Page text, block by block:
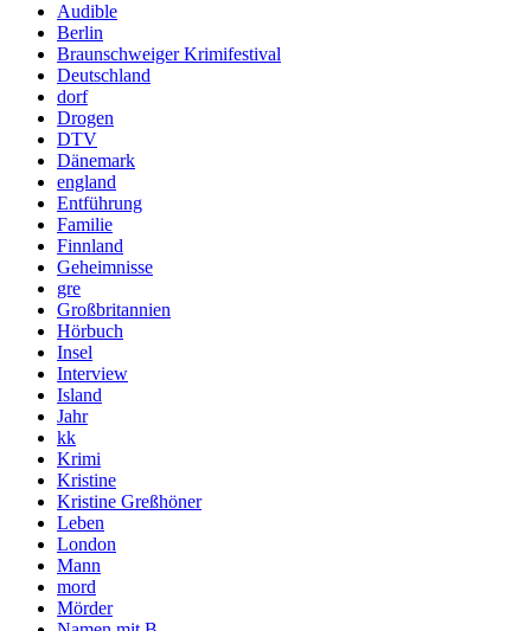
Audible
Berlin
Braunschweiger Krimifestival
Deutschland
dorf
Drogen
DTV
Dänemark
england
Entführung
Familie
Finnland
Geheimnisse
gre
Großbritannien
Hörbuch
Insel
Interview
Island
Jahr
kk
Krimi
Kristine
Kristine Greßhöner
Leben
London
Mann
mord
Mörder